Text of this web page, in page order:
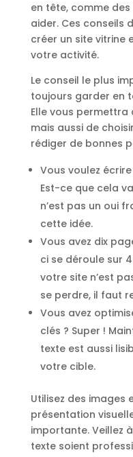
en tête, comme
aider. Ces conseils
créer un site
votre activité.
Le conseil le plus
toujours garder en
Elle vous
mais aussi de
rédiger de bonnes
Vous voulez
Est-ce que cela
n’est pas un oui
cette idée.
Vous avez dix
ci se déroule sur
votre site n’est
se perdre, il faut
Vous avez
clés ? Super !
texte est aussi
votre cible.
Utilisez des images
présentation
importante. Veillez
texte soient